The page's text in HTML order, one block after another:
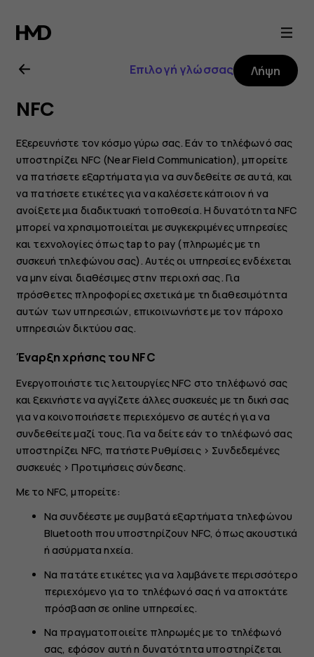
Οδηγίες
χρήσης
Nokia
8.1
Επιλογή γλώσσας Λήψη
NFC
Εξερευνήστε τον κόσμο γύρω σας. Εάν το τηλέφωνό σας
υποστηρίζει NFC (Near Field Communication), μπορείτε
να πατήσετε εξαρτήματα για να συνδεθείτε σε αυτά, και
να πατήσετε ετικέτες για να καλέσετε κάποιον ή να
ανοίξετε μια διαδικτυακή τοποθεσία. Η δυνατότητα NFC
μπορεί να χρησιμοποιείται με συγκεκριμένες υπηρεσίες
και τεχνολογίες όπως tap to pay (πληρωμές με τη
συσκευή τηλεφώνου σας). Αυτές οι υπηρεσίες ενδέχεται
να μην είναι διαθέσιμες στην περιοχή σας. Για
πρόσθετες πληροφορίες σχετικά με τη διαθεσιμότητα
αυτών των υπηρεσιών, επικοινωνήστε με τον πάροχο
υπηρεσιών δικτύου σας.
Έναρξη χρήσης του NFC
Ενεργοποιήστε τις λειτουργίες NFC στο τηλέφωνό σας
και ξεκινήστε να αγγίζετε άλλες συσκευές με τη δική σας
για να κοινοποιήσετε περιεχόμενο σε αυτές ή για να
συνδεθείτε μαζί τους. Για να δείτε εάν το τηλέφωνό σας
υποστηρίζει NFC, πατήστεΡυθμίσεις> Συνδεδεμένες
συσκευές >Προτιμήσεις σύνδεσης.
Με το NFC, μπορείτε:
Να συνδέεστε με συμβατά εξαρτήματα τηλεφώνου
Bluetooth που υποστηρίζουν NFC, όπως ακουστικά
ή ασύρματα ηχεία.
Να πατάτε ετικέτες για να λαμβάνετε περισσότερο
περιεχόμενο για το τηλέφωνό σας ή να αποκτάτε
πρόσβαση σε online υπηρεσίες.
Να πραγματοποιείτε πληρωμές με το τηλέφωνό
σας, εφόσον αυτή η δυνατότητα υποστηρίζεται